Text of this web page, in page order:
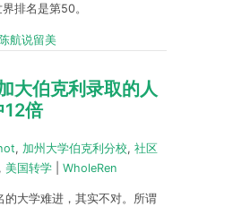
排名是第50。
航说留美
大伯克利录取的人
12倍
, 加州大学伯克利分校, 社区
, 美国转学 WholeRen
的大学难进，其实不对。所谓